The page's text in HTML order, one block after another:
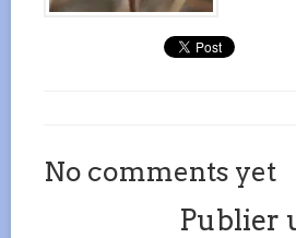
No comments yet
Publier